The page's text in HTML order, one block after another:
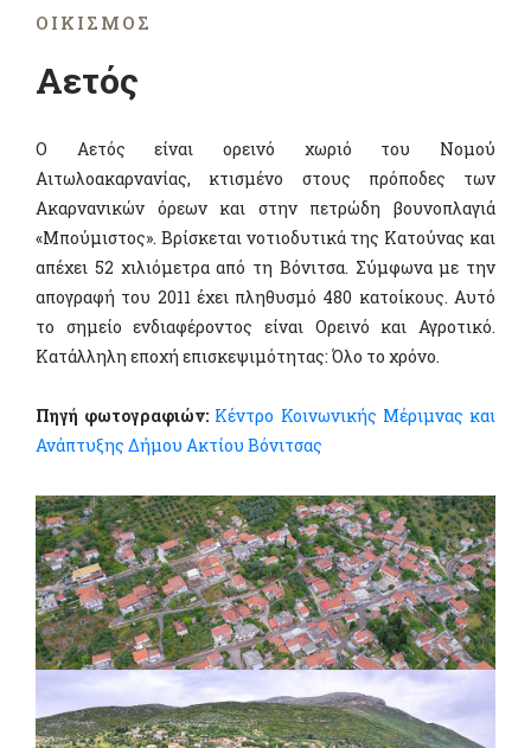
ΟΙΚΙΣΜΌΣ
Αετός
Ο Αετός είναι ορεινό χωριό του Νομού
Αιτωλοακαρνανίας, κτισμένο στους πρόποδες των
Ακαρνανικών όρεων και στην πετρώδη βουνοπλαγιά
«Μπούμιστος». Βρίσκεται νοτιοδυτικά της Κατούνας και
απέχει 52 χιλιόμετρα από τη Βόνιτσα. Σύμφωνα με την
απογραφή του 2011 έχει πληθυσμό 480 κατοίκους. Αυτό
το σημείο ενδιαφέροντος είναι Ορεινό και Αγροτικό.
Κατάλληλη εποχή επισκεψιμότητας: Όλο το χρόνο.
Πηγή φωτογραφιών: Κέντρο Κοινωνικής Μέριμνας και
Ανάπτυξης Δήμου Ακτίου Βόνιτσας